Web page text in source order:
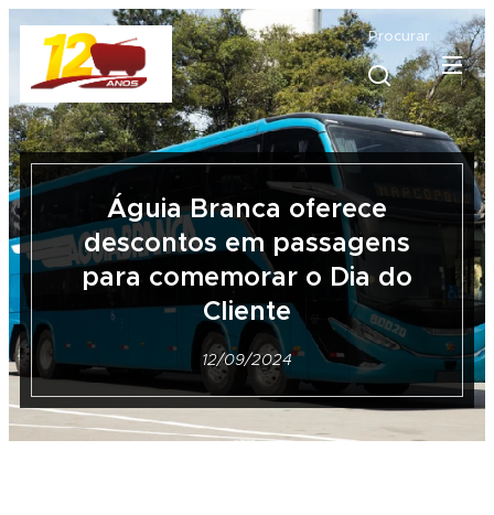
Procurar
Águia Branca oferece
descontos em passagens
para comemorar o Dia do
Cliente
12/09/2024